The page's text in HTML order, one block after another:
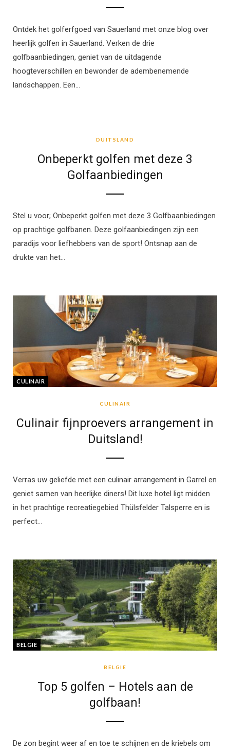
Ontdek het golferfgoed van Sauerland met onze blog over
heerlijk golfen in Sauerland. Verken de drie
golfbaanbiedingen, geniet van de uitdagende
hoogteverschillen en bewonder de adembenemende
landschappen. Een…
DUITSLAND
Onbeperkt golfen met deze 3
Golfaanbiedingen
Stel u voor; Onbeperkt golfen met deze 3 Golfbaanbiedingen
op prachtige golfbanen. Deze golfaanbiedingen zijn een
paradijs voor liefhebbers van de sport! Ontsnap aan de
drukte van het…
CULINAIR
CULINAIR
Culinair fijnproevers arrangement in
Duitsland!
Verras uw geliefde met een culinair arrangement in Garrel en
geniet samen van heerlijke diners! Dit luxe hotel ligt midden
in het prachtige recreatiegebied Thülsfelder Talsperre en is
perfect…
BELGIE
BELGIE
Top 5 golfen – Hotels aan de
golfbaan!
De zon begint weer af en toe te schijnen en de kriebels om